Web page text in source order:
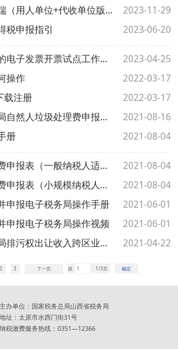
社保费管理客户端（用人单位+代收单位版）软件及用户操作手册
2023-11-29
税申报指引
2023-06-20
开展全面数字化的电子发票开票试点工作指引
2023-04-25
操作
2022-03-17
载注册
2022-03-17
山西省电子税务局自然人垃圾处理费申报缴费操作手册
2021-08-16
册
2021-08-04
增值税及附加税费申报表（一般纳税人适用）申报缴税操作手册
2021-08-04
增值税及附加税费申报表（小规模纳税人适用）申报缴税操作手册
2021-08-04
申报电子税务局操作手册
2021-06-01
申报电子税务局操作视频
2021-06-01
山西省电子税务局排污权出让收入跨区业务申报套餐操作手册
2021-04-22
2 3 下一页 跳 1/3页 确定
主办单位：国家税务总局山西省税务局
地址：太原市水西门街31号
纳税缴费服务热线：0351—12366